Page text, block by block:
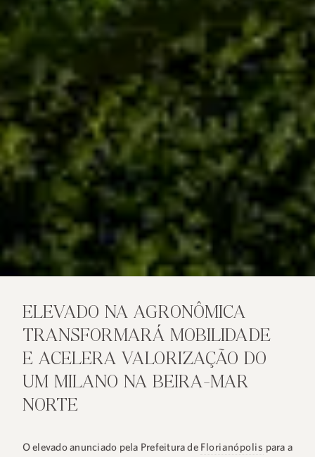
ELEVADO NA AGRONÔMICA
TRANSFORMARÁ MOBILIDADE
E ACELERA VALORIZAÇÃO DO
UM MILANO NA BEIRA-MAR
NORTE
O elevado anunciado pela Prefeitura de Florianópolis para a